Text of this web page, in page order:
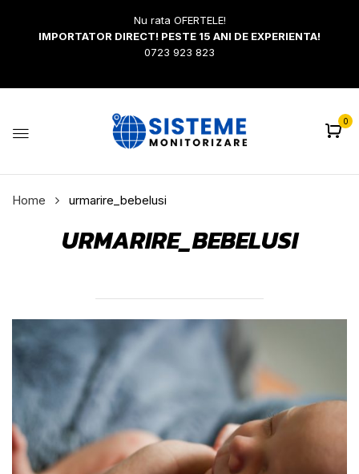
Nu rata OFERTELE!
IMPORTATOR DIRECT! PESTE 15 ANI DE EXPERIENTA!
0723 923 823
0
Home urmarire_bebelusi
URMARIRE_BEBELUSI